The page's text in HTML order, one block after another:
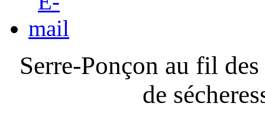
Serre-Ponçon au fil
de